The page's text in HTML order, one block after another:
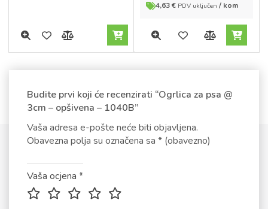
4,63€ PDV uključen / kom
Budite prvi koji će recenzirati “Ogrlica za psa @
3cm – opšivena – 1040B”
Vaša adresa e-pošte neće biti objavljena.
Obavezna polja su označena sa * (obavezno)
Vaša ocjena *